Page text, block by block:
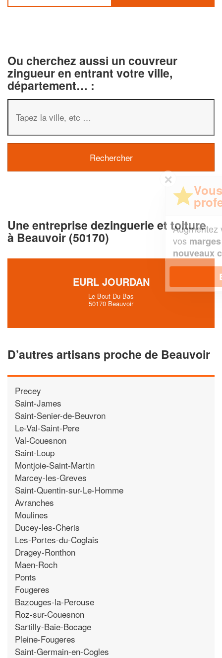
Ou cherchez aussi un couvreur
zingueur en entrant votre ville,
département… :
Une entreprise dezinguerie et toiture
à Beauvoir (50170)
EURL JOURDAN
Le Bout Du Bas
50170 Beauvoir
D’autres artisans proche de Beauvoir
Precey
Saint-James
Saint-Senier-de-Beuvron
Le-Val-Saint-Pere
Val-Couesnon
Saint-Loup
Montjoie-Saint-Martin
Marcey-les-Greves
Saint-Quentin-sur-Le-Homme
Avranches
Moulines
Ducey-les-Cheris
Les-Portes-du-Coglais
Dragey-Ronthon
Maen-Roch
Ponts
Fougeres
Bazouges-la-Perouse
Roz-sur-Couesnon
Sartilly-Baie-Bocage
Pleine-Fougeres
Saint-Germain-en-Cogles
Augmentez votrechiffre d'affaireset
vosmarges
tout en gagnant de
En savoir plus